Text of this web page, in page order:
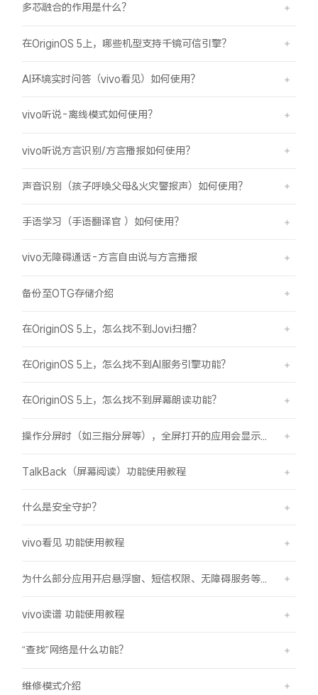
多芯融合的作用是什么？
在OriginOS 5上，哪些机型支持千镜可信引擎？
AI环境实时问答（vivo看见）如何使用？
vivo听说-离线模式如何使用？
vivo听说方言识别/方言播报如何使用？
声音识别（孩子呼唤父母&火灾警报声）如何使用？
手语学习（手语翻译官 ）如何使用？
vivo无障碍通话-方言自由说与方言播报
备份至OTG存储介绍
在OriginOS 5上，怎么找不到Jovi扫描？
在OriginOS 5上，怎么找不到AI服务引擎功能？
在OriginOS 5上，怎么找不到屏幕朗读功能？
TalkBack（屏幕阅读）功能使用教程
什么是安全守护？
vivo看见 功能使用教程
vivo读谱 功能使用教程
“查找”网络是什么功能？
维修模式介绍